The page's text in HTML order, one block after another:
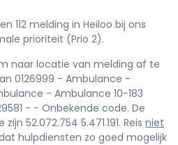
112 melding in Heiloo bij ons
prioriteit (Prio 2).
naar locatie van melding af te
0126999 - Ambulance -
- Ambulance 10-183
- - Onbekende code. De
52.072.754 5.471.191. Reis niet
hulpdiensten zo goed mogelijk